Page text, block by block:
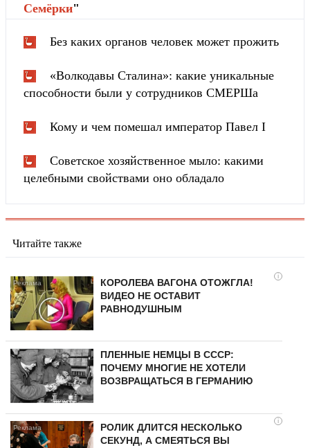
Cемёрки"
Без каких органов человек может прожить
«Волкодавы Сталина»: какие уникальные
способности были у сотрудников СМЕРШа
Кому и чем помешал император Павел I
Советское хозяйственное мыло: какими
целебными свойствами оно обладало
Читайте также
i
КОРОЛЕВА ВАГОНА ОТОЖГЛА!
ВИДЕО НЕ ОСТАВИТ
РАВНОДУШНЫМ
ПЛЕННЫЕ НЕМЦЫ В СССР:
ПОЧЕМУ МНОГИЕ НЕ ХОТЕЛИ
ВОЗВРАЩАТЬСЯ В ГЕРМАНИЮ
i
РОЛИК ДЛИТСЯ НЕСКОЛЬКО
СЕКУНД, А СМЕЯТЬСЯ ВЫ